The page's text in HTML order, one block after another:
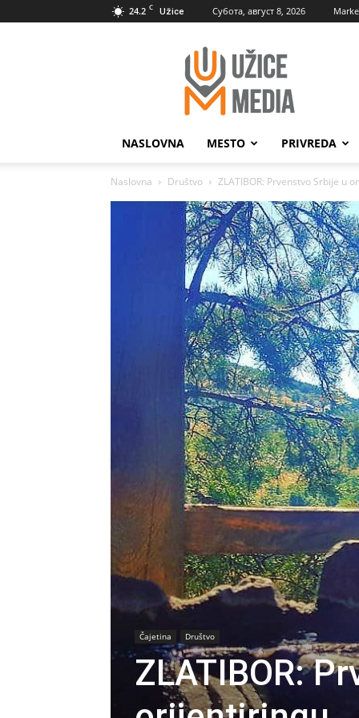
24.2 C Užice Субота, август 8, 2026
UžiceMedia
NASLOVNA MESTO PRIVREDA
Naslovna Društvo ZLATIBOR: Prvenstvo Srbije u
Čajetina Društvo
ZLATIBOR: